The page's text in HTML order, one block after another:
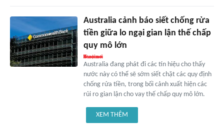
Australia cảnh báo siết chống rửa
tiền giữa lo ngại gian lận thế chấp
quy mô lớn
Australia đang phát đi các tín hiệu cho thấy
nước này có thể sẽ sớm siết chặt các quy định
chống rửa tiền, trong bối cảnh xuất hiện các
rủi ro gian lận cho vay thế chấp quy mô lớn.
XEM THÊM